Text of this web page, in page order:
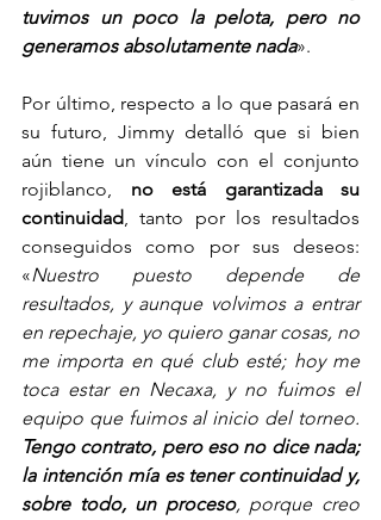
tuvimos un poco la pelota, pero no
generamos absolutamente nada».
Por último, respecto a lo que pasará en
su futuro, Jimmy detalló que si bien
aún tiene un vínculo con el conjunto
rojiblanco, no está garantizada su
continuidad, tanto por los resultados
conseguidos como por sus deseos:
«Nuestro puesto depende de
resultados, y aunque volvimos a entrar
en repechaje, yo quiero ganar cosas, no
me importa en qué club esté; hoy me
toca estar en Necaxa, y no fuimos el
Tengo contrato, pero eso no dice nada;
la intención mía es tener continuidad y,
sobre todo, un proceso, porque creo